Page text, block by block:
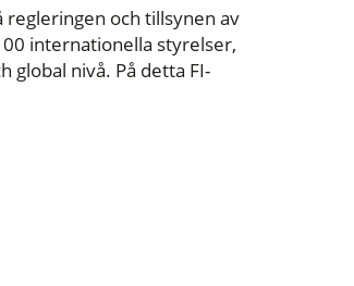
och tillsynen av
internationella styrelser,
nivå. På detta FI-